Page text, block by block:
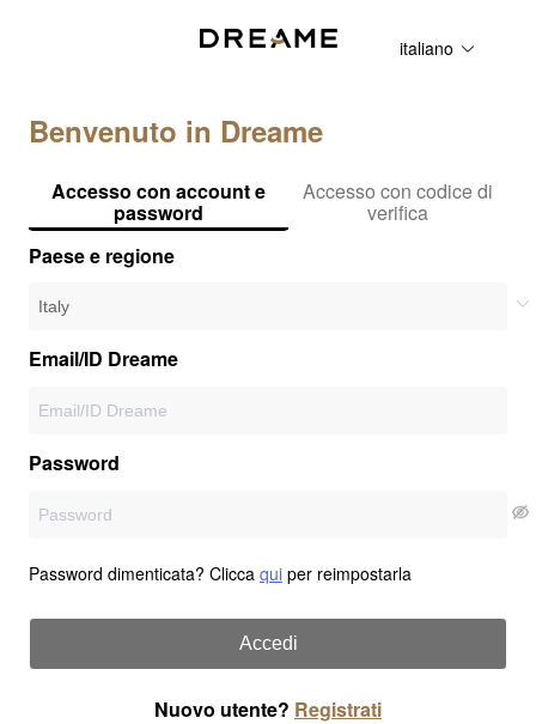
italiano
Benvenuto in Dreame
Accesso con account e
password
Accesso con codice di
verifica
Paese e regione
Email/ID Dreame
Password
Password dimenticata? Clicca qui per reimpostarla
Accedi
Nuovo utente? Registrati